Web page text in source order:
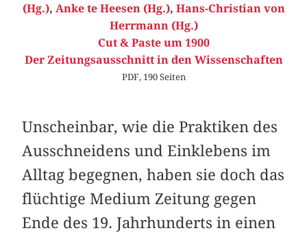
(Hg.), Anke te Heesen (Hg.), Hans-Christian von
Herrmann (Hg.)
Cut & Paste um 1900
Der Zeitungsausschnitt in den Wissenschaften
PDF, 190 Seiten
Unscheinbar, wie die Praktiken des
Ausschneidens und Einklebens im
Alltag begegnen, haben sie doch das
flüchtige Medium Zeitung gegen
Ende des 19. Jahrhunderts in einen